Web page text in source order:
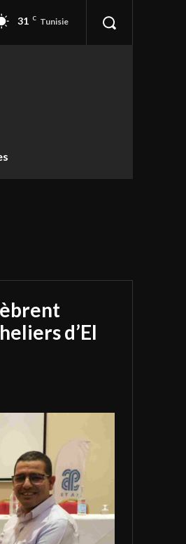
31 C Tunisie
d’El